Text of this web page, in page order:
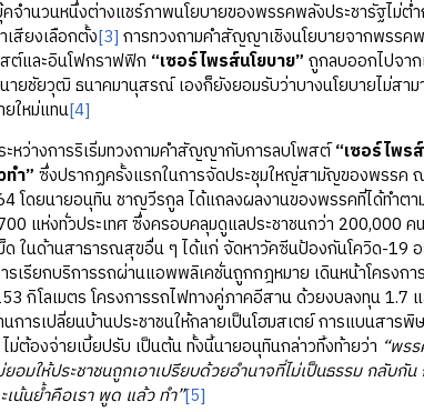
วนหนึ่งต่างแชร์ภาพนโยบายของพรรคพลังประชารัฐไม่ต่ำ
เสียงเลือกตั้ง[3] การทวงถามคำสัญญาเชิงนโยบายจากพรร
ต์และอินโฟกราฟฟิก “เซอร์ไพรส์นโยบาย” ถูกลบออกไปจา
ยชัยวุฒิ ธนาคมานุสรณ์ เองก็ยังยอมรับว่าบางนโยบายไม่สา
ใหม่แทน[4]
างการริเริ่มทวงถามคำสัญญากับการลบโพสต์“เซอร์ไพร
ำ”ซึ่งปรากฏครั้งแรกในการจัดประชุมใหญ่สามัญของพรรค
โดยนายอนุทิน ชาญวีรกูล ได้แถลงผลงานของพรรคที่ได้ทำ
แห่งทั่วประเทศ ซึ่งครอบคลุมดูแลประชาชนกว่า 200,000
ด ในด้านสาธารณสุขอื่น ๆ ได้แก่ จัดหาวัคซีนป้องกันโควิด-19
รเรียกบริการรถผ่านแอพพลิเคชั่นถูกกฎหมาย เดินหน้าโครงก
กิโลเมตร โครงการรถไฟทางคู่ภาคอีสาน ด้วยงบลงทุน
การเปลี่ยนบ้านประชาชนให้กลายเป็นโฮมสเตย์ การแบนสา
ม่ต้องจ่ายเบี้ยปรับ เป็นต้น ทั้งนี้นายอนุทินกล่าวทิ้งท้ายว่า “พร
ยอมให้ประชาชนถูกเอาเปรียบด้วยอำนาจที่ไม่เป็นธรรม กลับ
น้นย้ำคือเรา พูด แล้ว ทำ”[5]